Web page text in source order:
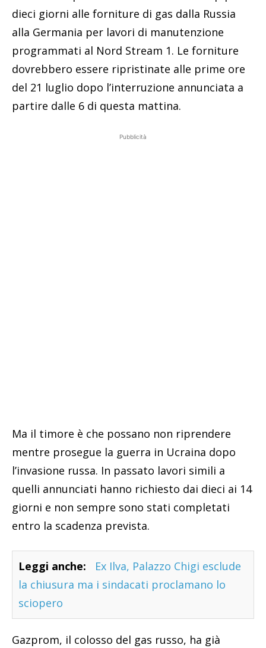
dieci giorni alle forniture di gas dalla Russia
alla Germania per lavori di manutenzione
programmati al Nord Stream 1. Le forniture
dovrebbero essere ripristinate alle prime ore
del 21 luglio dopo l’interruzione annunciata a
partire dalle 6 di questa mattina.
Pubblicità
Ma il timore è che possano non riprendere
mentre prosegue la guerra in Ucraina dopo
l’invasione russa. In passato lavori simili a
quelli annunciati hanno richiesto dai dieci ai 14
giorni e non sempre sono stati completati
entro la scadenza prevista.
Leggi anche:
Ex Ilva, Palazzo Chigi esclude
la chiusura ma i sindacati proclamano lo
sciopero
Gazprom, il colosso del gas russo, ha già